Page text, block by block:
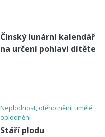
Čínský lunární kalendář
na určení pohlaví dítěte
Neplodnost, otěhotnění, umělé
oplodnění
Stáří plodu